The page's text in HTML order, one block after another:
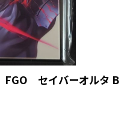
セイバーオルタ B